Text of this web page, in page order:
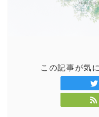
この記事が気